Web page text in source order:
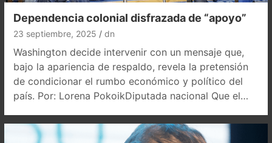
Dependencia colonial disfrazada de “apoyo”
23 septiembre, 2025 dn
Washington decide intervenir con un mensaje que,
bajo la apariencia de respaldo, revela la pretensión
de condicionar el rumbo económico y político del
país. Por: Lorena PokoikDiputada nacional Que el…